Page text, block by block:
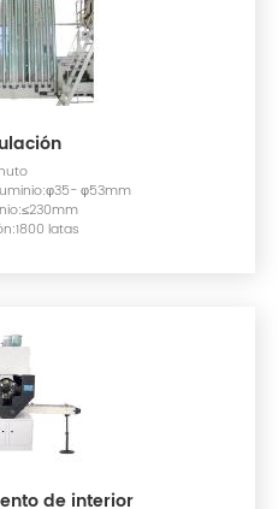
φ53mm
latas
de interior